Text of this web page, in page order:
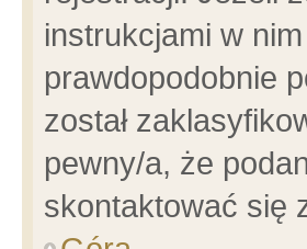
instrukcjami w
prawdopodobnie
został
pewny/a, że
skontaktować się